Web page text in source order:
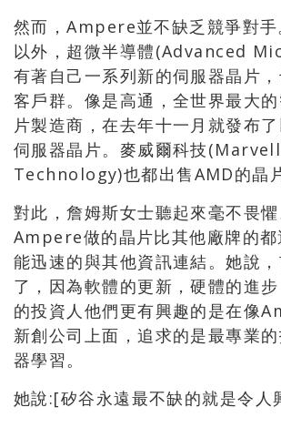
然而，Ampere並不缺乏競爭對手
以外，超微半導體(Advanced
有著自己一系列新的伺服器晶片
客戶群。像是高通，全世界最大
片製造商，在去年十一月就發布
伺服器晶片。麥威爾科技(Marvell
Technology)也都出售AMD的晶片
對此，詹姆斯女士聽起來毫不畏
Ampere做的晶片比其他廠牌的都
能迅速的與其他資訊連結。她說
了，因為軟體的更新，硬體的進
的投資人他們更有興趣的是在像
新創公司上面，追求的是最專業
器學習。
她說:[矽谷永遠最不缺的就是令人